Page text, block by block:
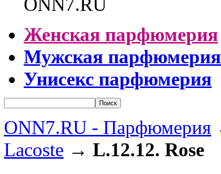
Женская парфюмерия
Мужская парфюмерия
Унисекс парфюмерия
ONN7.RU - Парфюмерия
Lacoste → L.12.12. Rose